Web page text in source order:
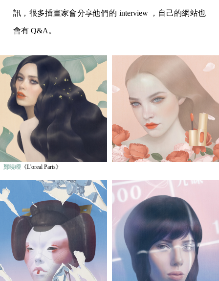
訊，很多插畫家會分享他們的 interview ，自己的網站也
會有 Q&A。
鄭曉嶸 《L'oreal Paris》